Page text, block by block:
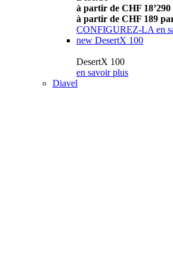
à partir de CHF 18’290
à partir de CHF 189
CONFIGUREZ-LA en
new DesertX 100
DesertX 100
en savoir plus
Diavel